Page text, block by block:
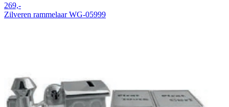
269,-
Zilveren rammelaar WG-05999